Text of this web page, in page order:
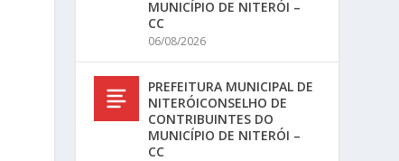
MUNICÍPIO DE NITERÓI –
CC
06/08/2026
PREFEITURA MUNICIPAL DE
NITERÓICONSELHO DE
CONTRIBUINTES DO
MUNICÍPIO DE NITERÓI –
CC